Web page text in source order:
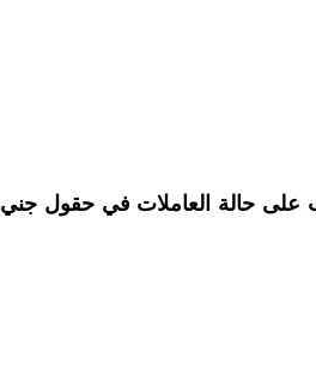
حالة العاملات في حقول جني